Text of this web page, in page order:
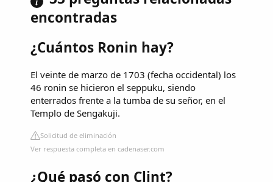
encontradas
¿Cuántos Ronin hay?
El veinte de marzo de 1703 (fecha occidental) los
46 ronin se hicieron el seppuku, siendo
enterrados frente a la tumba de su señor, en el
Templo de Sengakuji.
Solicitud de eliminación
Ver respuesta completa en cadenaser.com
¿Qué pasó con Clint?